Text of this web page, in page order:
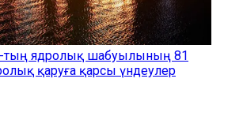
ядролық шабуылының 81
қаруға қарсы үндеулер